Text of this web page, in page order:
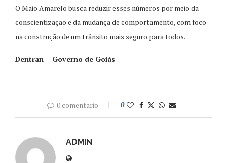
O Maio Amarelo busca reduzir esses números por meio da
conscientização e da mudança de comportamento, com foco
na construção de um trânsito mais seguro para todos.
Dentran – Governo de Goiás
0 comentario 0
ADMIN